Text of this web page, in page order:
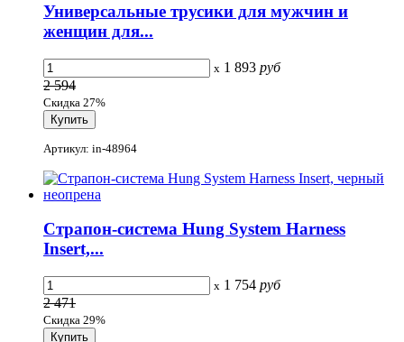
Универсальные трусики для мужчин и
женщин для...
x 1 893 руб
2 594
Скидка 27%
Артикул: in-48964
Страпон-система Hung System Harness
Insert,...
x 1 754 руб
2 471
Скидка 29%